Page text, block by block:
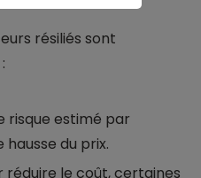
résiliés sont
risque estimé par
hausse du prix.
réduire le coût, certaines